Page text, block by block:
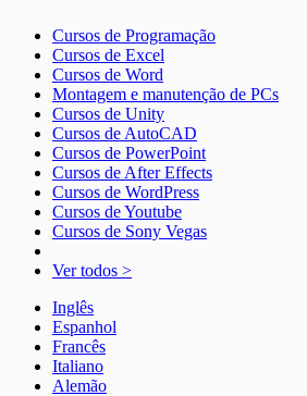
Cursos de Programação
Cursos de Excel
Cursos de Word
Montagem e manutenção de PCs
Cursos de Unity
Cursos de AutoCAD
Cursos de PowerPoint
Cursos de After Effects
Cursos de WordPress
Cursos de Youtube
Cursos de Sony Vegas
Ver todos >
Inglês
Espanhol
Francês
Italiano
Alemão